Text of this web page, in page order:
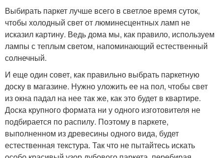
Выбирать паркет лучше всего в светлое время суток,
чтобы холодный свет от люминесцентных ламп не
исказил картину. Ведь дома мы, как правило, используем
лампы с теплым светом, напоминающий естественный
солнечный.
И еще один совет, как правильно выбрать паркетную
доску в магазине. Нужно уложить ее на пол, чтобы свет
из окна падал на нее так же, как это будет в квартире.
Доска крупного формата ни у одного изготовителя не
подбирается по распилу. Поэтому в паркете,
выполненном из древесины одного вида, будет
естественная текстура. Так что не пытайтесь искать